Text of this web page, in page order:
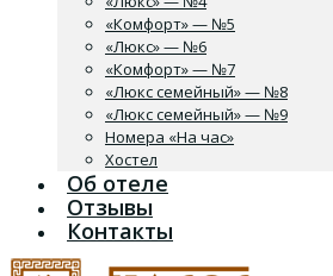
«Комфорт» — №5
«Люкс» — №6
«Комфорт» — №7
«Люкс семейный» — №8
«Люкс семейный» — №9
Номера «На час»
Хостел
Об отеле
Отзывы
Контакты